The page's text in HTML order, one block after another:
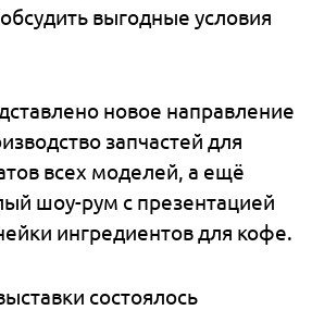
выгодные условия
новое направление
запчастей для
всех моделей, а ещё
шоу-рум с презентацией
ингредиентов для кофе.
состоялось